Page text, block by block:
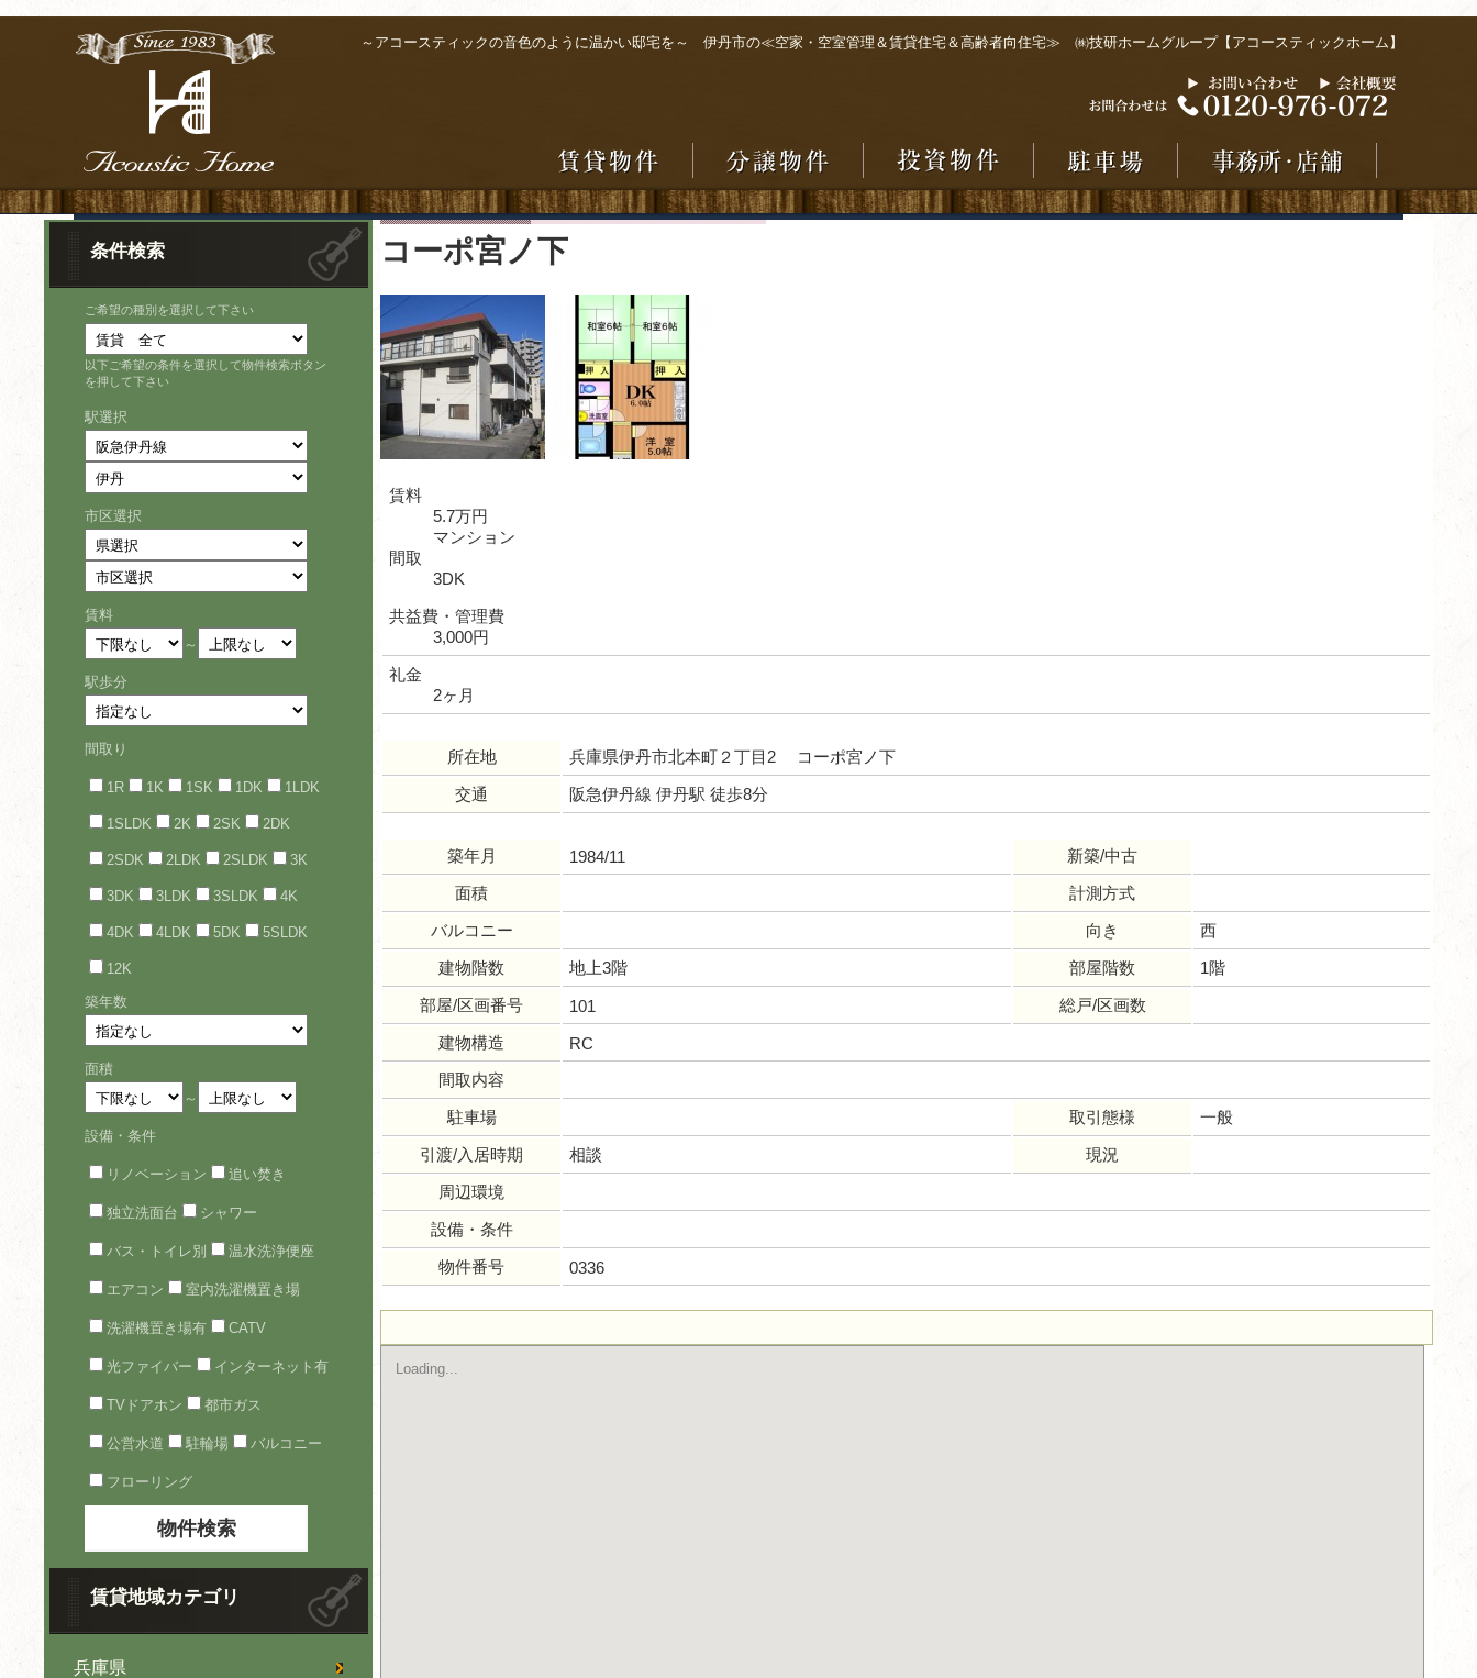
～アコースティックの音色のように温かい邸宅を～ 伊丹市の≪空家・空室管理＆賃貸住宅＆高齢者向住宅≫ ㈱技研ホームグループ【アコースティックホーム】
条件検索
ご希望の種別を選択して下さい
以下ご希望の条件を選択して物件検索ボタン
を押して下さい
駅選択
市区選択
賃料
～
駅歩分
間取り
1R 1K 1SK 1DK 1LDK
1SLDK 2K 2SK 2DK
2SDK 2LDK 2SLDK 3K
3DK 3LDK 3SLDK 4K
4DK 4LDK 5DK 5SLDK
12K
築年数
面積
～
設備・条件
リノベーション 追い焚き
独立洗面台 シャワー
バス・トイレ別 温水洗浄便座
エアコン 室内洗濯機置き場
洗濯機置き場有 CATV
光ファイバー インターネット有
TVドアホン 都市ガス
公営水道 駐輪場 バルコニー
フローリング
賃貸地域カテゴリ
兵庫県
コーポ宮ノ下
賃料
5.7万円
マンション
間取
3DK
共益費・管理費
3,000円
礼金
2ヶ月
所在地
兵庫県伊丹市北本町２丁目2 コーポ宮ノ下
交通
阪急伊丹線 伊丹駅 徒歩8分
築年月 1984/11
新築/中古
面積
計測方式
バルコニー
向き
西
建物階数
地上3階 部屋階数
1階
部屋/区画番号
101
総戸/区画数
建物構造
RC
間取内容
駐車場
取引態様
一般
引渡/入居時期
相談
現況
周辺環境
設備・条件
物件番号
0336
Loading...